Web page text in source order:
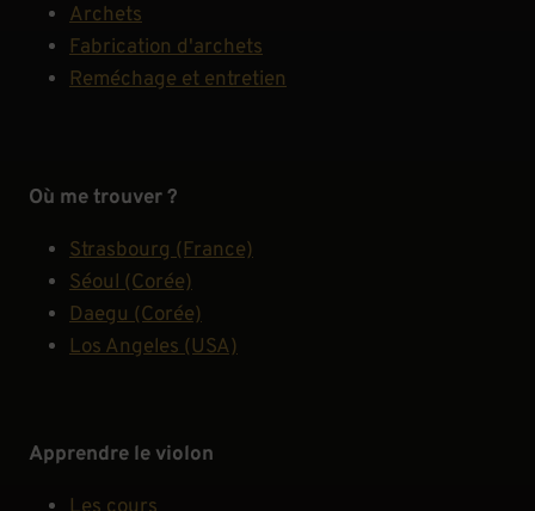
Archets
Fabrication d'archets
Reméchage et entretien
Où me trouver ?
Strasbourg (France)
Séoul (Corée)
Daegu (Corée)
Los Angeles (USA)
Apprendre le violon